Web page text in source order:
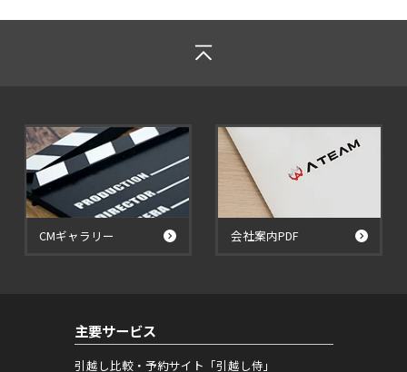
CMギャラリー 会社案内PDF
主要サービス
引越し比較・予約サイト「引越し侍」